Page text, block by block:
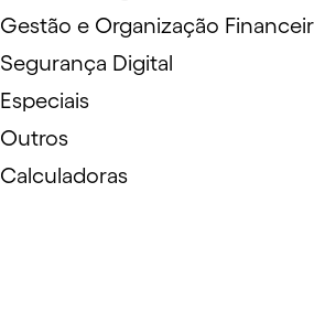
Gestão e Organização
Segurança Digital
Especiais
Outros
Calculadoras